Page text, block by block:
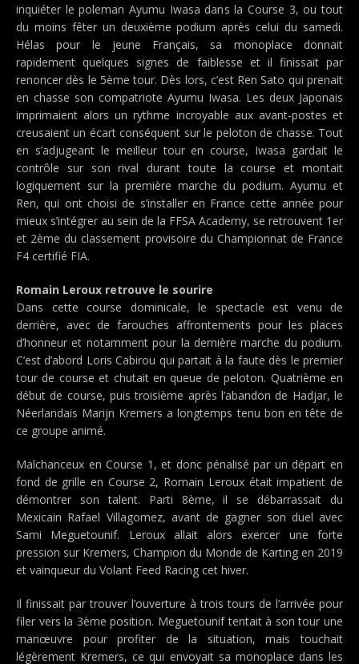
inquiéter le poleman Ayumu Iwasa dans la Course 3, ou tout
du moins fêter un deuxième podium après celui du samedi.
Hélas pour le jeune Français, sa monoplace donnait
rapidement quelques signes de faiblesse et il finissait par
renoncer dès le 5ème tour. Dès lors, c’est Ren Sato qui prenait
en chasse son compatriote Ayumu Iwasa. Les deux Japonais
imprimaient alors un rythme incroyable aux avant-postes et
creusaient un écart conséquent sur le peloton de chasse. Tout
en s’adjugeant le meilleur tour en course, Iwasa gardait le
contrôle sur son rival durant toute la course et montait
logiquement sur la première marche du podium. Ayumu et
Ren, qui ont choisi de s’installer en France cette année pour
mieux s’intégrer au sein de la FFSA Academy, se retrouvent 1er
et 2ème du classement provisoire du Championnat de France
F4 certifié FIA.
Romain Leroux retrouve le sourire
Dans cette course dominicale, le spectacle est venu de
derrière, avec de farouches affrontements pour les places
d’honneur et notamment pour la dernière marche du podium.
C’est d’abord Loris Cabirou qui partait à la faute dès le premier
tour de course et chutait en queue de peloton. Quatrième en
début de course, puis troisième après l’abandon de Hadjar, le
Néerlandais Marijn Kremers a longtemps tenu bon en tête de
ce groupe animé.
Malchanceux en Course 1, et donc pénalisé par un départ en
fond de grille en Course 2, Romain Leroux était impatient de
démontrer son talent. Parti 8ème, il se débarrassait du
Mexicain Rafael Villagomez, avant de gagner son duel avec
Sami Meguetounif. Leroux allait alors exercer une forte
pression sur Kremers, Champion du Monde de Karting en 2019
et vainqueur du Volant Feed Racing cet hiver.
Il finissait par trouver l’ouverture à trois tours de l’arrivée pour
filer vers la 3ème position. Meguetounif tentait à son tour une
manœuvre pour profiter de la situation, mais touchait
légèrement Kremers, ce qui envoyait sa monoplace dans les